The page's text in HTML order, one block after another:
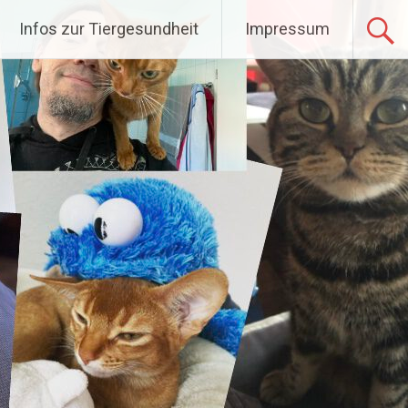
Infos zur Tiergesundheit Impressum